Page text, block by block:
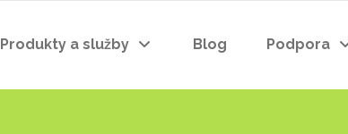
Produkty a služby Blog Podpora